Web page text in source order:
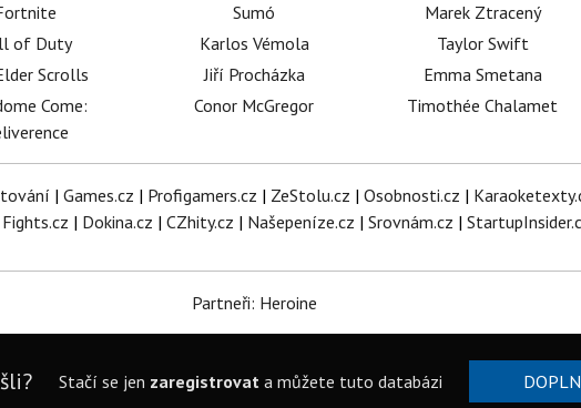
of Duty
Scrolls
Come:
Sumó
Karlos Vémola
Jiří Procházka
Conor McGregor
Marek Ztracený
Taylor Swift
Emma Smetana
Timothée Chalamet
| Games.cz | Profigamers.cz | ZeStolu.cz | Osobnosti.cz |
Fights.cz | Dokina.cz | CZhity.cz | Našepeníze.cz | Srovnám.cz |
Partneři: Heroine
Stačí se jen zaregistrovata můžete tuto databázi